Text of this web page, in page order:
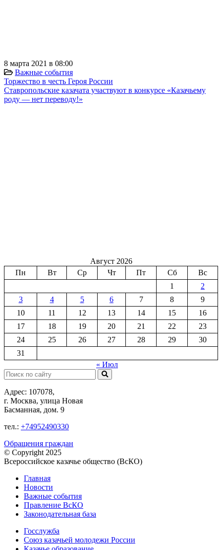
8 марта 2021 в 08:00
Важные события
Торжество в честь Героя России
Ставропольские казачата участвуют в конкурсе «Казачьему
роду — нет переводу!»
Август 2026
Пн
Вт Ср Чт Пт Сб
Вс
1
2
3
4 5 6 7 8
9
10
11 12 13 14 15
16
17
18 19 20 21 22
23
24
25 26 27 28 29
30
31
« Июл
Поиск:
Адрес: 107078,
г. Москва, улица Новая
Басманная, дом. 9
тел.: +74952490330
Обращения граждан
© Copyright 2025
Всероссийское казачье общество (ВсКО)
Главная
Новости
Важные события
Правление ВсКО
Законодательная база
Госслужба
Союз казачьей молодежи России